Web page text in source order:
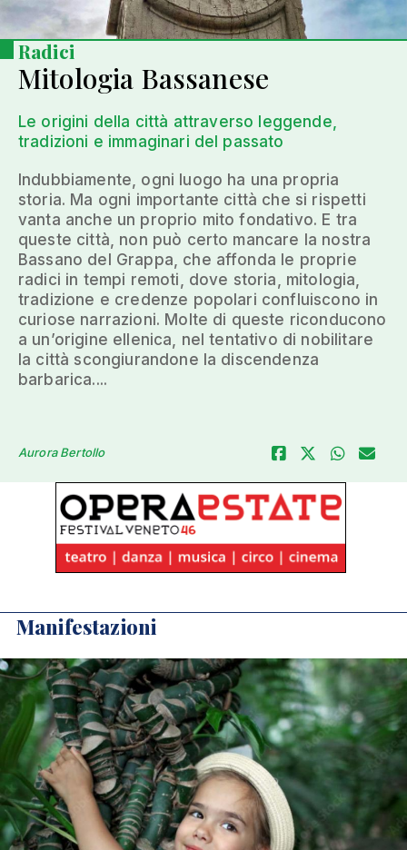
Radici
Mitologia Bassanese
Le origini della città attraverso leggende,
tradizioni e immaginari del passato
Indubbiamente, ogni luogo ha una propria
storia. Ma ogni importante città che si rispetti
vanta anche un proprio mito fondativo. E tra
queste città, non può certo mancare la nostra
Bassano del Grappa, che affonda le proprie
radici in tempi remoti, dove storia, mitologia,
tradizione e credenze popolari confluiscono in
curiose narrazioni. Molte di queste riconducono
a un’origine ellenica, nel tentativo di nobilitare
la città scongiurandone la discendenza
barbarica....
Aurora Bertollo
Manifestazioni